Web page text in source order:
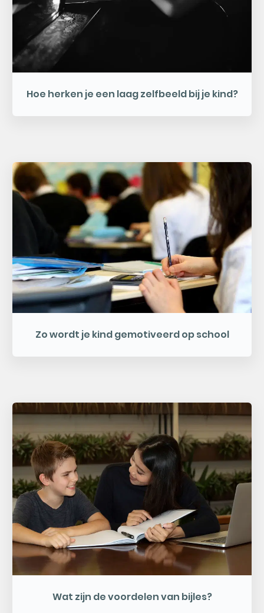
Hoe herken je een laag zelfbeeld bij je kind?
Zo wordt je kind gemotiveerd op school
Wat zijn de voordelen van bijles?